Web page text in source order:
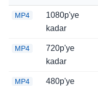
MP4
1080p'ye
kadar
MP4
720p'ye
kadar
MP4
480p'ye